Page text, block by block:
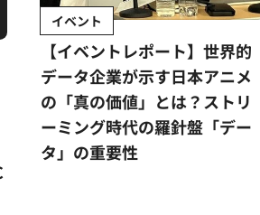
イベント
【イベントレポート】世界的
データ企業が示す日本アニメ
の「真の価値」とは？ストリ
ーミング時代の羅針盤「デー
タ」の重要性